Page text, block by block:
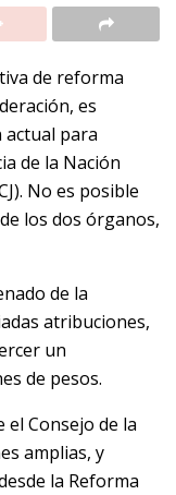
de reforma
es
para
de la Nación
No es posible
los dos órganos,
de la
atribuciones,
un
de pesos.
el Consejo de la
amplias, y
la Reforma